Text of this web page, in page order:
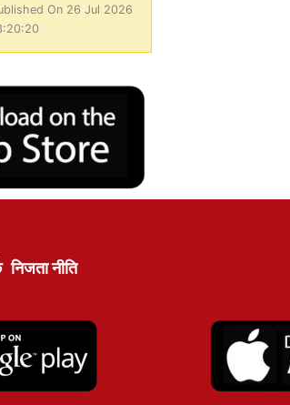
On 26 Jul 2026
निजता नीति